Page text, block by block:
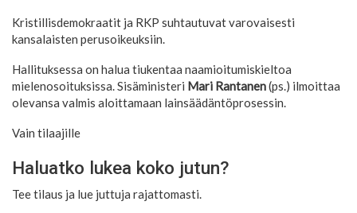
Kristillisdemokraatit ja RKP suhtautuvat varovaisesti
kansalaisten perusoikeuksiin.
Hallituksessa on halua tiukentaa naamioitumiskieltoa
mielenosoituksissa. Sisäministeri Mari Rantanen(ps.) ilmoittaa
olevansa valmis aloittamaan lainsäädäntöprosessin.
Vain tilaajille
Haluatko lukea koko jutun?
Tee tilaus ja lue juttuja rajattomasti.